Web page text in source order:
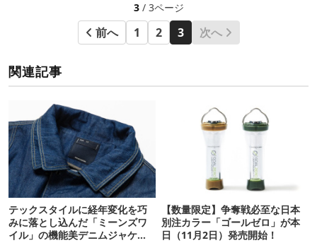
3/ 3ページ
前へ 1 2 3 次へ
関連記事
テックスタイルに経年変化を巧
みに落とし込んだ「ミーンズワ
イル」の機能美デニムジャケッ
【数量限定】争奪戦必至な日本
別注カラー「ゴールゼロ」が本
日（11月2日）発売開始！